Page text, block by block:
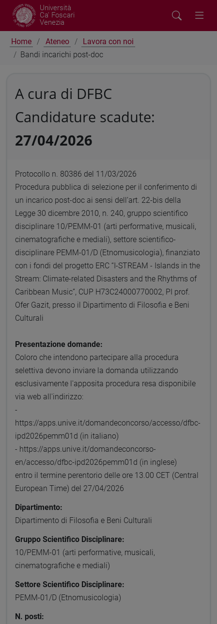
Università
Ca' Foscari
Venezia
Home Ateneo
Lavora con noi
Bandi incarichi post-doc
A cura di DFBC
Candidature scadute:
27/04/2026
Protocollo n. 80386 del 11/03/2026
Procedura pubblica di selezione per il conferimento di
un incarico post-doc ai sensi dell’art. 22-bis della
Legge 30 dicembre 2010, n. 240, gruppo scientifico
disciplinare 10/PEMM-01 (arti performative, musicali,
cinematografiche e mediali), settore scientifico-
disciplinare PEMM-01/D (Etnomusicologia), finanziato
con i fondi del progetto ERC “I-STREAM - Islands in the
Stream: Climate-related Disasters and the Rhythms of
Caribbean Music”, CUP H73C24000770002, PI prof.
Ofer Gazit, presso il Dipartimento di Filosofia e Beni
Culturali
Presentazione domande:
Coloro che intendono partecipare alla procedura
selettiva devono inviare la domanda utilizzando
esclusivamente l'apposita procedura resa disponibile
via web all'indirizzo:
-
https://apps.unive.it/domandeconcorso/accesso/dfbc-
ipd2026pemm01d (in italiano)
- https://apps.unive.it/domandeconcorso-
en/accesso/dfbc-ipd2026pemm01d (in inglese)
entro il termine perentorio delle ore 13.00 CET (Central
European Time) del 27/04/2026
Dipartimento:
Dipartimento di Filosofia e Beni Culturali
Gruppo Scientifico Disciplinare:
10/PEMM-01 (arti performative, musicali,
cinematografiche e mediali)
Settore Scientifico Disciplinare:
PEMM-01/D (Etnomusicologia)
N. posti: